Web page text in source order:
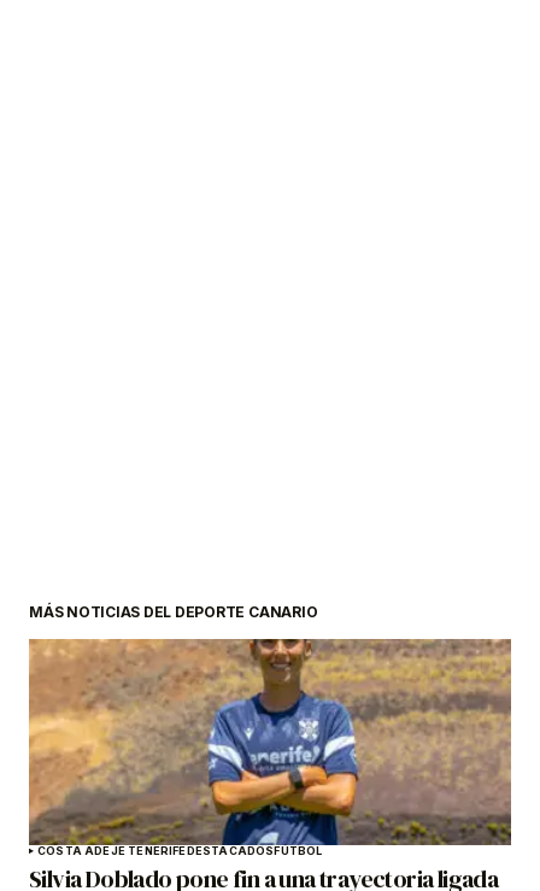
MÁS NOTICIAS DEL DEPORTE CANARIO
COSTA ADEJE TENERIFEDESTACADOSFÚTBOL
Silvia Doblado pone fin a una trayectoria ligada